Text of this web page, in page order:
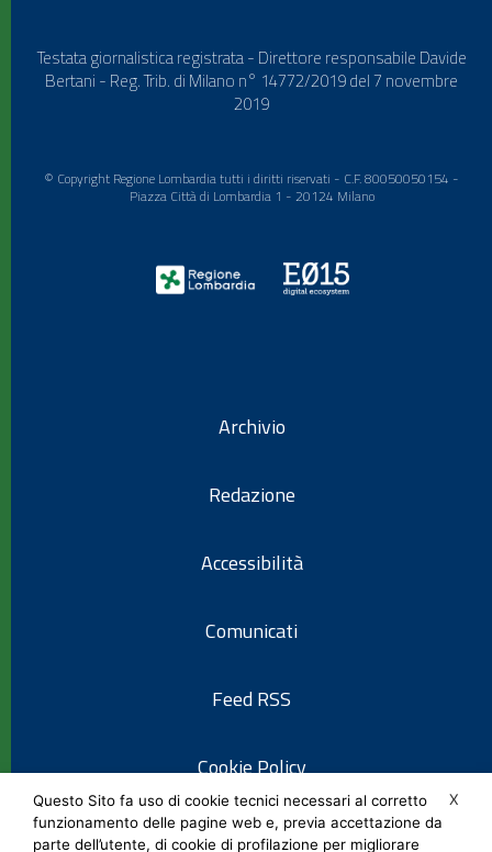
Testata giornalistica registrata - Direttore responsabile Davide
Bertani - Reg. Trib. di Milano n° 14772/2019 del 7 novembre
2019
© Copyright Regione Lombardia tutti i diritti riservati - C.F. 80050050154 -
Piazza Città di Lombardia 1 - 20124 Milano
Archivio
Redazione
Accessibilità
Comunicati
Feed RSS
Cookie Policy
Informativa privacy
X
Questo Sito fa uso di cookie tecnici necessari al corretto
funzionamento delle pagine web e, previa accettazione da
parte dell’utente, di cookie di profilazione per migliorare